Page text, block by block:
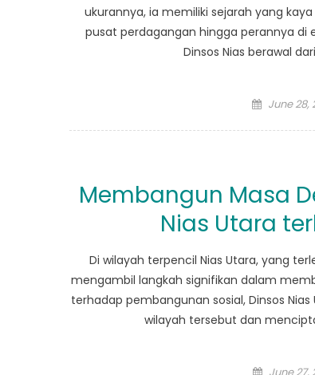
ukurannya, ia memiliki sejarah yang
pusat perdagangan hingga perannya di
Dinsos Nias berawal
Posted
June 28,
Membangun Masa
Nias Utara
Di wilayah terpencil Nias Utara, yang
mengambil langkah signifikan dalam
terhadap pembangunan sosial, Dinsos
wilayah tersebut dan
Posted